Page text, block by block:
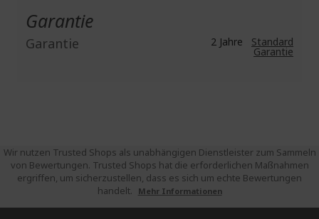
Garantie
Garantie 2 Jahre Standard
Garantie
Wir nutzen Trusted Shops als unabhängigen Dienstleister zum Sammeln
von Bewertungen. Trusted Shops hat die erforderlichen Maßnahmen
ergriffen, um sicherzustellen, dass es sich um echte Bewertungen
handelt.
Mehr Informationen